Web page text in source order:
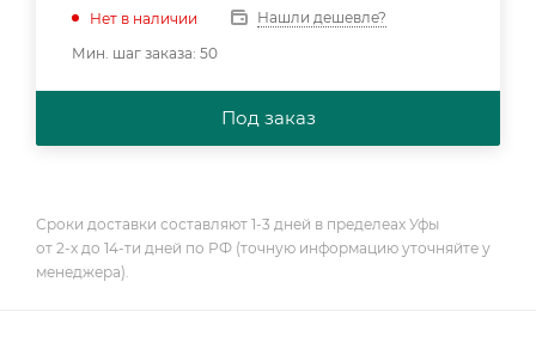
Нет в наличии
Нашли дешевле?
Мин. шаг заказа: 50
Под заказ
Сроки доставки составляют 1-3 дней в пределеах Уфы
от 2-х до 14-ти дней по РФ (точную информацию уточняйте у
менеджера).